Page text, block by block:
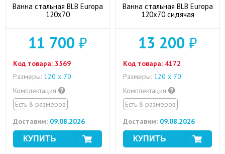
Ванна стальная BLB Europa
120x70
11 700 ₽
Код товара: 3569
Размеры: 120 х 70
Комплектация
Есть 8 размеров
Доставим: 09.08.2026
Ванна стальная BLB Europa
120x70 сидячая
13 200 ₽
Код товара: 4172
Размеры: 120 х 70
Комплектация
Есть 8 размеров
Доставим: 09.08.2026